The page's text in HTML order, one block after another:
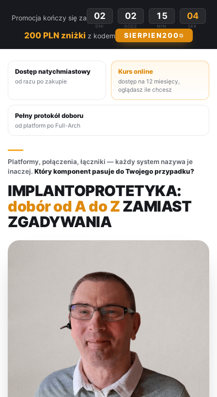
Promocja kończy się za 02
DNI
02
GODZ
15
MIN
03
SEK
200 PLN zniżki z kodem SIERPIEN200⧉
Dostęp natychmiastowy
od razu po zakupie
Kurs online
dostęp na 12 miesięcy,
oglądasz ile chcesz
Pełny protokół doboru
od platform po Full-Arch
Platformy, połączenia, łączniki — każdy system nazywa je
inaczej. Który komponent pasuje do Twojego przypadku?
IMPLANTOPROTETYKA:
dobór od A do ZZAMIAST
ZGADYWANIA